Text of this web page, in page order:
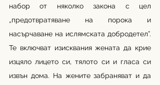
набор от няколко закона с цел
„предотвратяване на порока и
насърчаване на ислямската добродетел”.
Те включват изисквания жената да крие
изцяло лицето си, тялото си и гласа си
извън дома. На жените забраняват и да